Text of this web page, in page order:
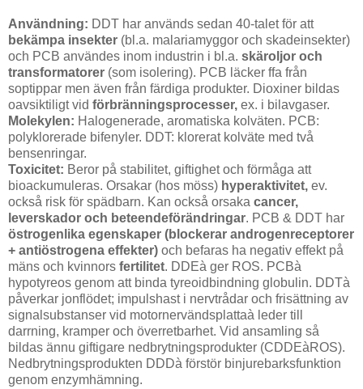
Användning: DDT har används sedan 40-talet för att
bekämpa insekter (bl.a. malariamyggor och skadeinsekter)
och PCB användes inom industrin i bl.a. skäroljor och
transformatorer (som isolering). PCB läcker ffa från
soptippar men även från färdiga produkter. Dioxiner bildas
oavsiktiligt vid förbränningsprocesser, ex. i bilavgaser.
Molekylen: Halogenerade, aromatiska kolväten. PCB:
polyklorerade bifenyler. DDT: klorerat kolväte med två
bensenringar.
Toxicitet: Beror på stabilitet, giftighet och förmåga att
bioackumuleras. Orsakar (hos möss) hyperaktivitet, ev.
också risk för spädbarn. Kan också orsaka cancer,
leverskador och beteendeförändringar. PCB & DDT har
östrogenlika egenskaper (blockerar androgenreceptorer
+ antiöstrogena effekter) och befaras ha negativ effekt på
mäns och kvinnors fertilitet. DDEà ger ROS. PCBà
hypotyreos genom att binda tyreoidbindning globulin. DDTà
påverkar jonflödet; impulshast i nervtrådar och frisättning av
signalsubstanser vid motornervändsplattaà leder till
darrning, kramper och överretbarhet. Vid ansamling så
bildas ännu giftigare nedbrytningsprodukter (CDDEàROS).
Nedbrytningsprodukten DDDà förstör binjurebarksfunktion
genom enzymhämning.